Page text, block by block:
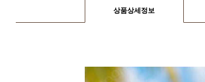
상품상세정보